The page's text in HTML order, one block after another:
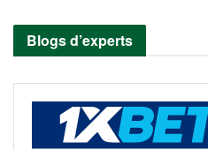
Blogs d’experts